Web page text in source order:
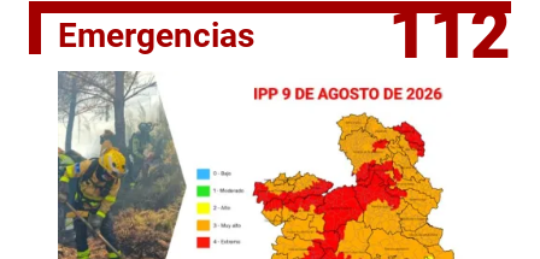
Emergencias 112